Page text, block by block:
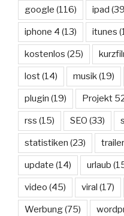
google (116) ipad
iphone 4 (13) itunes
kostenlos (25)
lost(14) musik(19)
plugin (19) Projekt
rss (15) SEO (33)
statistiken (23) trailer
update (14) urlaub
video (45) viral (17)
Werbung(75)